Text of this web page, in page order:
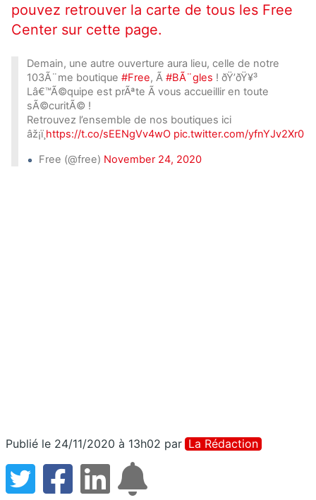
pouvez retrouver la carte de tous les Free
Center sur cette page.
Demain, une autre ouverture aura lieu, celle de notre
103Ã¨me boutique #Free, Ã #BÃ¨gles ! ðŸ’ðŸ¥³
Lâ€™Ã©quipe est prÃªte Ã vous accueillir en toute
sÃ©curitÃ© !
Retrouvez l’ensemble de nos boutiques ici
âž¡ï¸ https://t.co/sEENgVv4wO pic.twitter.com/yfnYJv2Xr0
Free (@free) November 24, 2020
Publié le 24/11/2020 à 13h02 par La Rédaction